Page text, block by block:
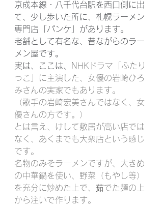
京成本線・八千代台駅を西口側に出
て、少し歩いた所に、札幌ラーメン
専門店「パンケ」があります。
老舗として有名な、昔ながらのラー
メン屋です。
実は、ここは、
NHKドラマ「ふたり
っこ」に主演した、女優の岩崎ひろ
みさんの実家でもあります。
（歌手の岩崎宏美さんではなく、女
優さんの方です。）
とは言え、けして敷居が高い店では
なく、あくまでも大衆店という感じ
です。
名物のみそラーメンですが、大きめ
の中華鍋を使い、野菜（もやし等）
を充分に炒めた上で、茹でた麺の上
から注いで作ります。